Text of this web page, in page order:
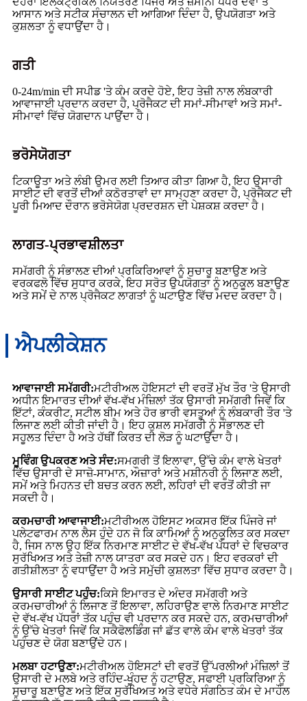
ਆਸਾਨ ਅਤੇ ਸਟੀਕ ਸੰਚਾਲਨ ਦੀ ਆਗਿਆ ਦਿੰਦਾ ਹੈ, ਉਪਯੋਗਤਾ ਅਤੇ
ਕੁਸ਼ਲਤਾ ਨੂੰ ਵਧਾਉਂਦਾ ਹੈ।
ਗਤੀ
0-24m/min ਦੀ ਸਪੀਡ 'ਤੇ ਕੰਮ ਕਰਦੇ ਹੋਏ, ਇਹ ਤੇਜ਼ੀ ਨਾਲ ਲੰਬਕਾਰੀ
ਆਵਾਜਾਈ ਪ੍ਰਦਾਨ ਕਰਦਾ ਹੈ, ਪ੍ਰੋਜੈਕਟ ਦੀ ਸਮਾਂ-ਸੀਮਾਵਾਂ ਅਤੇ ਸਮਾਂ-
ਸੀਮਾਵਾਂ ਵਿੱਚ ਯੋਗਦਾਨ ਪਾਉਂਦਾ ਹੈ।
ਭਰੋਸੇਯੋਗਤਾ
ਟਿਕਾਊਤਾ ਅਤੇ ਲੰਬੀ ਉਮਰ ਲਈ ਤਿਆਰ ਕੀਤਾ ਗਿਆ ਹੈ, ਇਹ ਉਸਾਰੀ
ਸਾਈਟ ਦੀ ਵਰਤੋਂ ਦੀਆਂ ਕਠੋਰਤਾਵਾਂ ਦਾ ਸਾਮ੍ਹਣਾ ਕਰਦਾ ਹੈ, ਪ੍ਰੋਜੈਕਟ ਦੀ
ਪੂਰੀ ਮਿਆਦ ਦੌਰਾਨ ਭਰੋਸੇਯੋਗ ਪ੍ਰਦਰਸ਼ਨ ਦੀ ਪੇਸ਼ਕਸ਼ ਕਰਦਾ ਹੈ।
ਲਾਗਤ-ਪ੍ਰਭਾਵਸ਼ੀਲਤਾ
ਸਮੱਗਰੀ ਨੂੰ ਸੰਭਾਲਣ ਦੀਆਂ ਪ੍ਰਕਿਰਿਆਵਾਂ ਨੂੰ ਸੁਚਾਰੂ ਬਣਾਉਣ ਅਤੇ
ਵਰਕਫਲੋ ਵਿੱਚ ਸੁਧਾਰ ਕਰਕੇ, ਇਹ ਸਰੋਤ ਉਪਯੋਗਤਾ ਨੂੰ ਅਨੁਕੂਲ ਬਣਾਉਣ
ਅਤੇ ਸਮੇਂ ਦੇ ਨਾਲ ਪ੍ਰੋਜੈਕਟ ਲਾਗਤਾਂ ਨੂੰ ਘਟਾਉਣ ਵਿੱਚ ਮਦਦ ਕਰਦਾ ਹੈ।
ਐਪਲੀਕੇਸ਼ਨ
ਆਵਾਜਾਈ ਸਮੱਗਰੀ:ਮਟੀਰੀਅਲ ਹੋਇਸਟਾਂ ਦੀ ਵਰਤੋਂ ਮੁੱਖ ਤੌਰ 'ਤੇ ਉਸਾਰੀ
ਅਧੀਨ ਇਮਾਰਤ ਦੀਆਂ ਵੱਖ-ਵੱਖ ਮੰਜ਼ਿਲਾਂ ਤੱਕ ਉਸਾਰੀ ਸਮੱਗਰੀ ਜਿਵੇਂ ਕਿ
ਇੱਟਾਂ, ਕੰਕਰੀਟ, ਸਟੀਲ ਬੀਮ ਅਤੇ ਹੋਰ ਭਾਰੀ ਵਸਤੂਆਂ ਨੂੰ ਲੰਬਕਾਰੀ ਤੌਰ 'ਤੇ
ਲਿਜਾਣ ਲਈ ਕੀਤੀ ਜਾਂਦੀ ਹੈ। ਇਹ ਕੁਸ਼ਲ ਸਮੱਗਰੀ ਨੂੰ ਸੰਭਾਲਣ ਦੀ
ਸਹੂਲਤ ਦਿੰਦਾ ਹੈ ਅਤੇ ਹੱਥੀਂ ਕਿਰਤ ਦੀ ਲੋੜ ਨੂੰ ਘਟਾਉਂਦਾ ਹੈ।
ਮੂਵਿੰਗ ਉਪਕਰਣ ਅਤੇ ਸੰਦ:ਸਮਗਰੀ ਤੋਂ ਇਲਾਵਾ, ਉੱਚੇ ਕੰਮ ਵਾਲੇ ਖੇਤਰਾਂ
ਵਿੱਚ ਉਸਾਰੀ ਦੇ ਸਾਜ਼ੋ-ਸਾਮਾਨ, ਔਜ਼ਾਰਾਂ ਅਤੇ ਮਸ਼ੀਨਰੀ ਨੂੰ ਲਿਜਾਣ ਲਈ,
ਸਮੇਂ ਅਤੇ ਮਿਹਨਤ ਦੀ ਬਚਤ ਕਰਨ ਲਈ, ਲਹਿਰਾਂ ਦੀ ਵਰਤੋਂ ਕੀਤੀ ਜਾ
ਸਕਦੀ ਹੈ।
ਕਰਮਚਾਰੀ ਆਵਾਜਾਈ:ਮਟੀਰੀਅਲ ਹੋਇਸਟ ਅਕਸਰ ਇੱਕ ਪਿੰਜਰੇ ਜਾਂ
ਪਲੇਟਫਾਰਮ ਨਾਲ ਲੈਸ ਹੁੰਦੇ ਹਨ ਜੋ ਕਿ ਕਾਮਿਆਂ ਨੂੰ ਅਨੁਕੂਲਿਤ ਕਰ ਸਕਦਾ
ਹੈ, ਜਿਸ ਨਾਲ ਉਹ ਇੱਕ ਨਿਰਮਾਣ ਸਾਈਟ ਦੇ ਵੱਖ-ਵੱਖ ਪੱਧਰਾਂ ਦੇ ਵਿਚਕਾਰ
ਸੁਰੱਖਿਅਤ ਅਤੇ ਤੇਜ਼ੀ ਨਾਲ ਯਾਤਰਾ ਕਰ ਸਕਦੇ ਹਨ। ਇਹ ਵਰਕਰਾਂ ਦੀ
ਗਤੀਸ਼ੀਲਤਾ ਨੂੰ ਵਧਾਉਂਦਾ ਹੈ ਅਤੇ ਸਮੁੱਚੀ ਕੁਸ਼ਲਤਾ ਵਿੱਚ ਸੁਧਾਰ ਕਰਦਾ ਹੈ।
ਉਸਾਰੀ ਸਾਈਟ ਪਹੁੰਚ:ਕਿਸੇ ਇਮਾਰਤ ਦੇ ਅੰਦਰ ਸਮੱਗਰੀ ਅਤੇ
ਕਰਮਚਾਰੀਆਂ ਨੂੰ ਲਿਜਾਣ ਤੋਂ ਇਲਾਵਾ, ਲਹਿਰਾਉਣ ਵਾਲੇ ਨਿਰਮਾਣ ਸਾਈਟ
ਦੇ ਵੱਖ-ਵੱਖ ਪੱਧਰਾਂ ਤੱਕ ਪਹੁੰਚ ਵੀ ਪ੍ਰਦਾਨ ਕਰ ਸਕਦੇ ਹਨ, ਕਰਮਚਾਰੀਆਂ
ਨੂੰ ਉੱਚੇ ਖੇਤਰਾਂ ਜਿਵੇਂ ਕਿ ਸਕੈਫੋਲਡਿੰਗ ਜਾਂ ਛੱਤ ਵਾਲੇ ਕੰਮ ਵਾਲੇ ਖੇਤਰਾਂ ਤੱਕ
ਪਹੁੰਚਣ ਦੇ ਯੋਗ ਬਣਾਉਂਦੇ ਹਨ।
ਮਲਬਾ ਹਟਾਉਣਾ:ਮਟੀਰੀਅਲ ਹੋਇਸਟਾਂ ਦੀ ਵਰਤੋਂ ਉੱਪਰਲੀਆਂ ਮੰਜ਼ਿਲਾਂ ਤੋਂ
ਉਸਾਰੀ ਦੇ ਮਲਬੇ ਅਤੇ ਰਹਿੰਦ-ਖੂੰਹਦ ਨੂੰ ਹਟਾਉਣ, ਸਫਾਈ ਪ੍ਰਕਿਰਿਆ ਨੂੰ
ਸੁਚਾਰੂ ਬਣਾਉਣ ਅਤੇ ਇੱਕ ਸੁਰੱਖਿਅਤ ਅਤੇ ਵਧੇਰੇ ਸੰਗਠਿਤ ਕੰਮ ਦੇ ਮਾਹੌਲ